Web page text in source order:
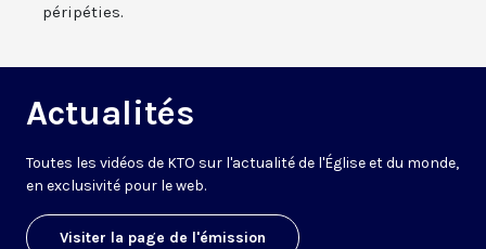
péripéties.
Actualités
Toutes les vidéos de KTO sur l'actualité de l'Église et du monde,
en exclusivité pour le web.
Visiter la page de l'émission